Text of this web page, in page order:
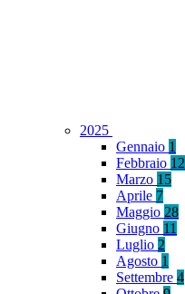
2025
Gennaio 1
Febbraio 12
Marzo 15
Aprile 7
Maggio 28
Giugno 11
Luglio 2
Agosto 1
Settembre 4